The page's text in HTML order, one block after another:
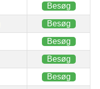
Besøg
Besøg
Besøg
Besøg
Besøg